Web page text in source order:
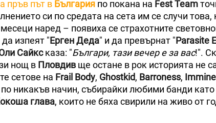
пръв път в България по покана на Fest Team
си по средата на сета им се случи това,
наред – появиха се страхотните
изпеят "Ерген Деда" и да превърнат "Parasite
Сайксказа: "Българи, тази вечер е за вас!".
нощ в Пловдив ще остане в рок историята не
сетове на Frail Body, Ghostkid, Barroness,
по никакъв начин, събирайки любими банди като
глава, които не бяха свирили на живо от